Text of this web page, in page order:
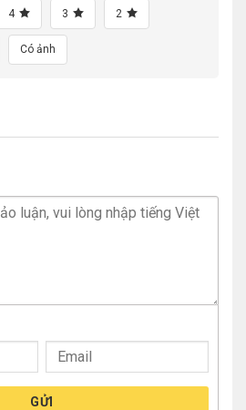
4 3 2
Có ảnh
GỬI